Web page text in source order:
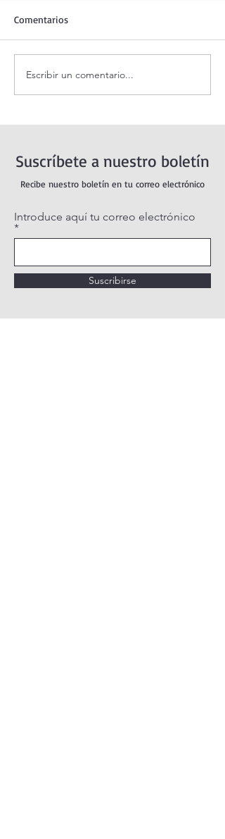
Santo Rosario de hoy
lunes. Misterios Gozosos.
Comentarios
Escribir un comentario...
Suscríbete a nuestro boletín
Recibe nuestro boletín en tu correo electrónico
Introduce aquí tu correo electrónico
Suscribirse